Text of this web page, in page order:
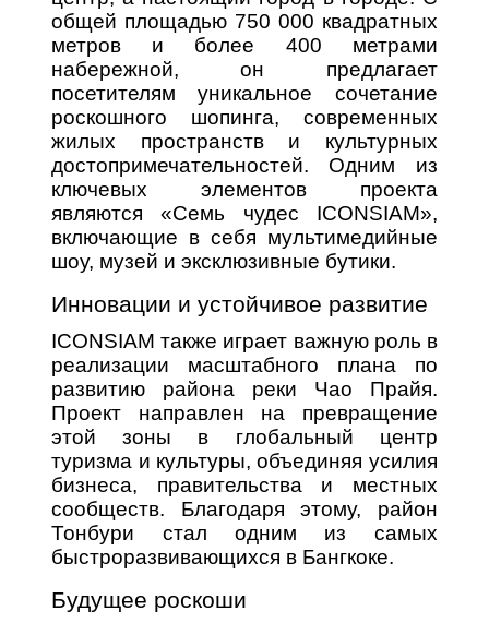
общей площадью 750 000 квадратных
метров и более 400 метрами
набережной, он предлагает
посетителям уникальное сочетание
роскошного шопинга, современных
жилых пространств и культурных
достопримечательностей. Одним из
ключевых элементов проекта
являются «Семь чудес ICONSIAM»,
включающие в себя мультимедийные
шоу, музей и эксклюзивные бутики.
Инновации и устойчивое развитие
ICONSIAM также играет важную роль в
реализации масштабного плана по
развитию района реки Чао Прайя.
Проект направлен на превращение
этой зоны в глобальный центр
туризма и культуры, объединяя усилия
бизнеса, правительства и местных
сообществ. Благодаря этому, район
Тонбури стал одним из самых
быстроразвивающихся в Бангкоке.
Будущее роскоши